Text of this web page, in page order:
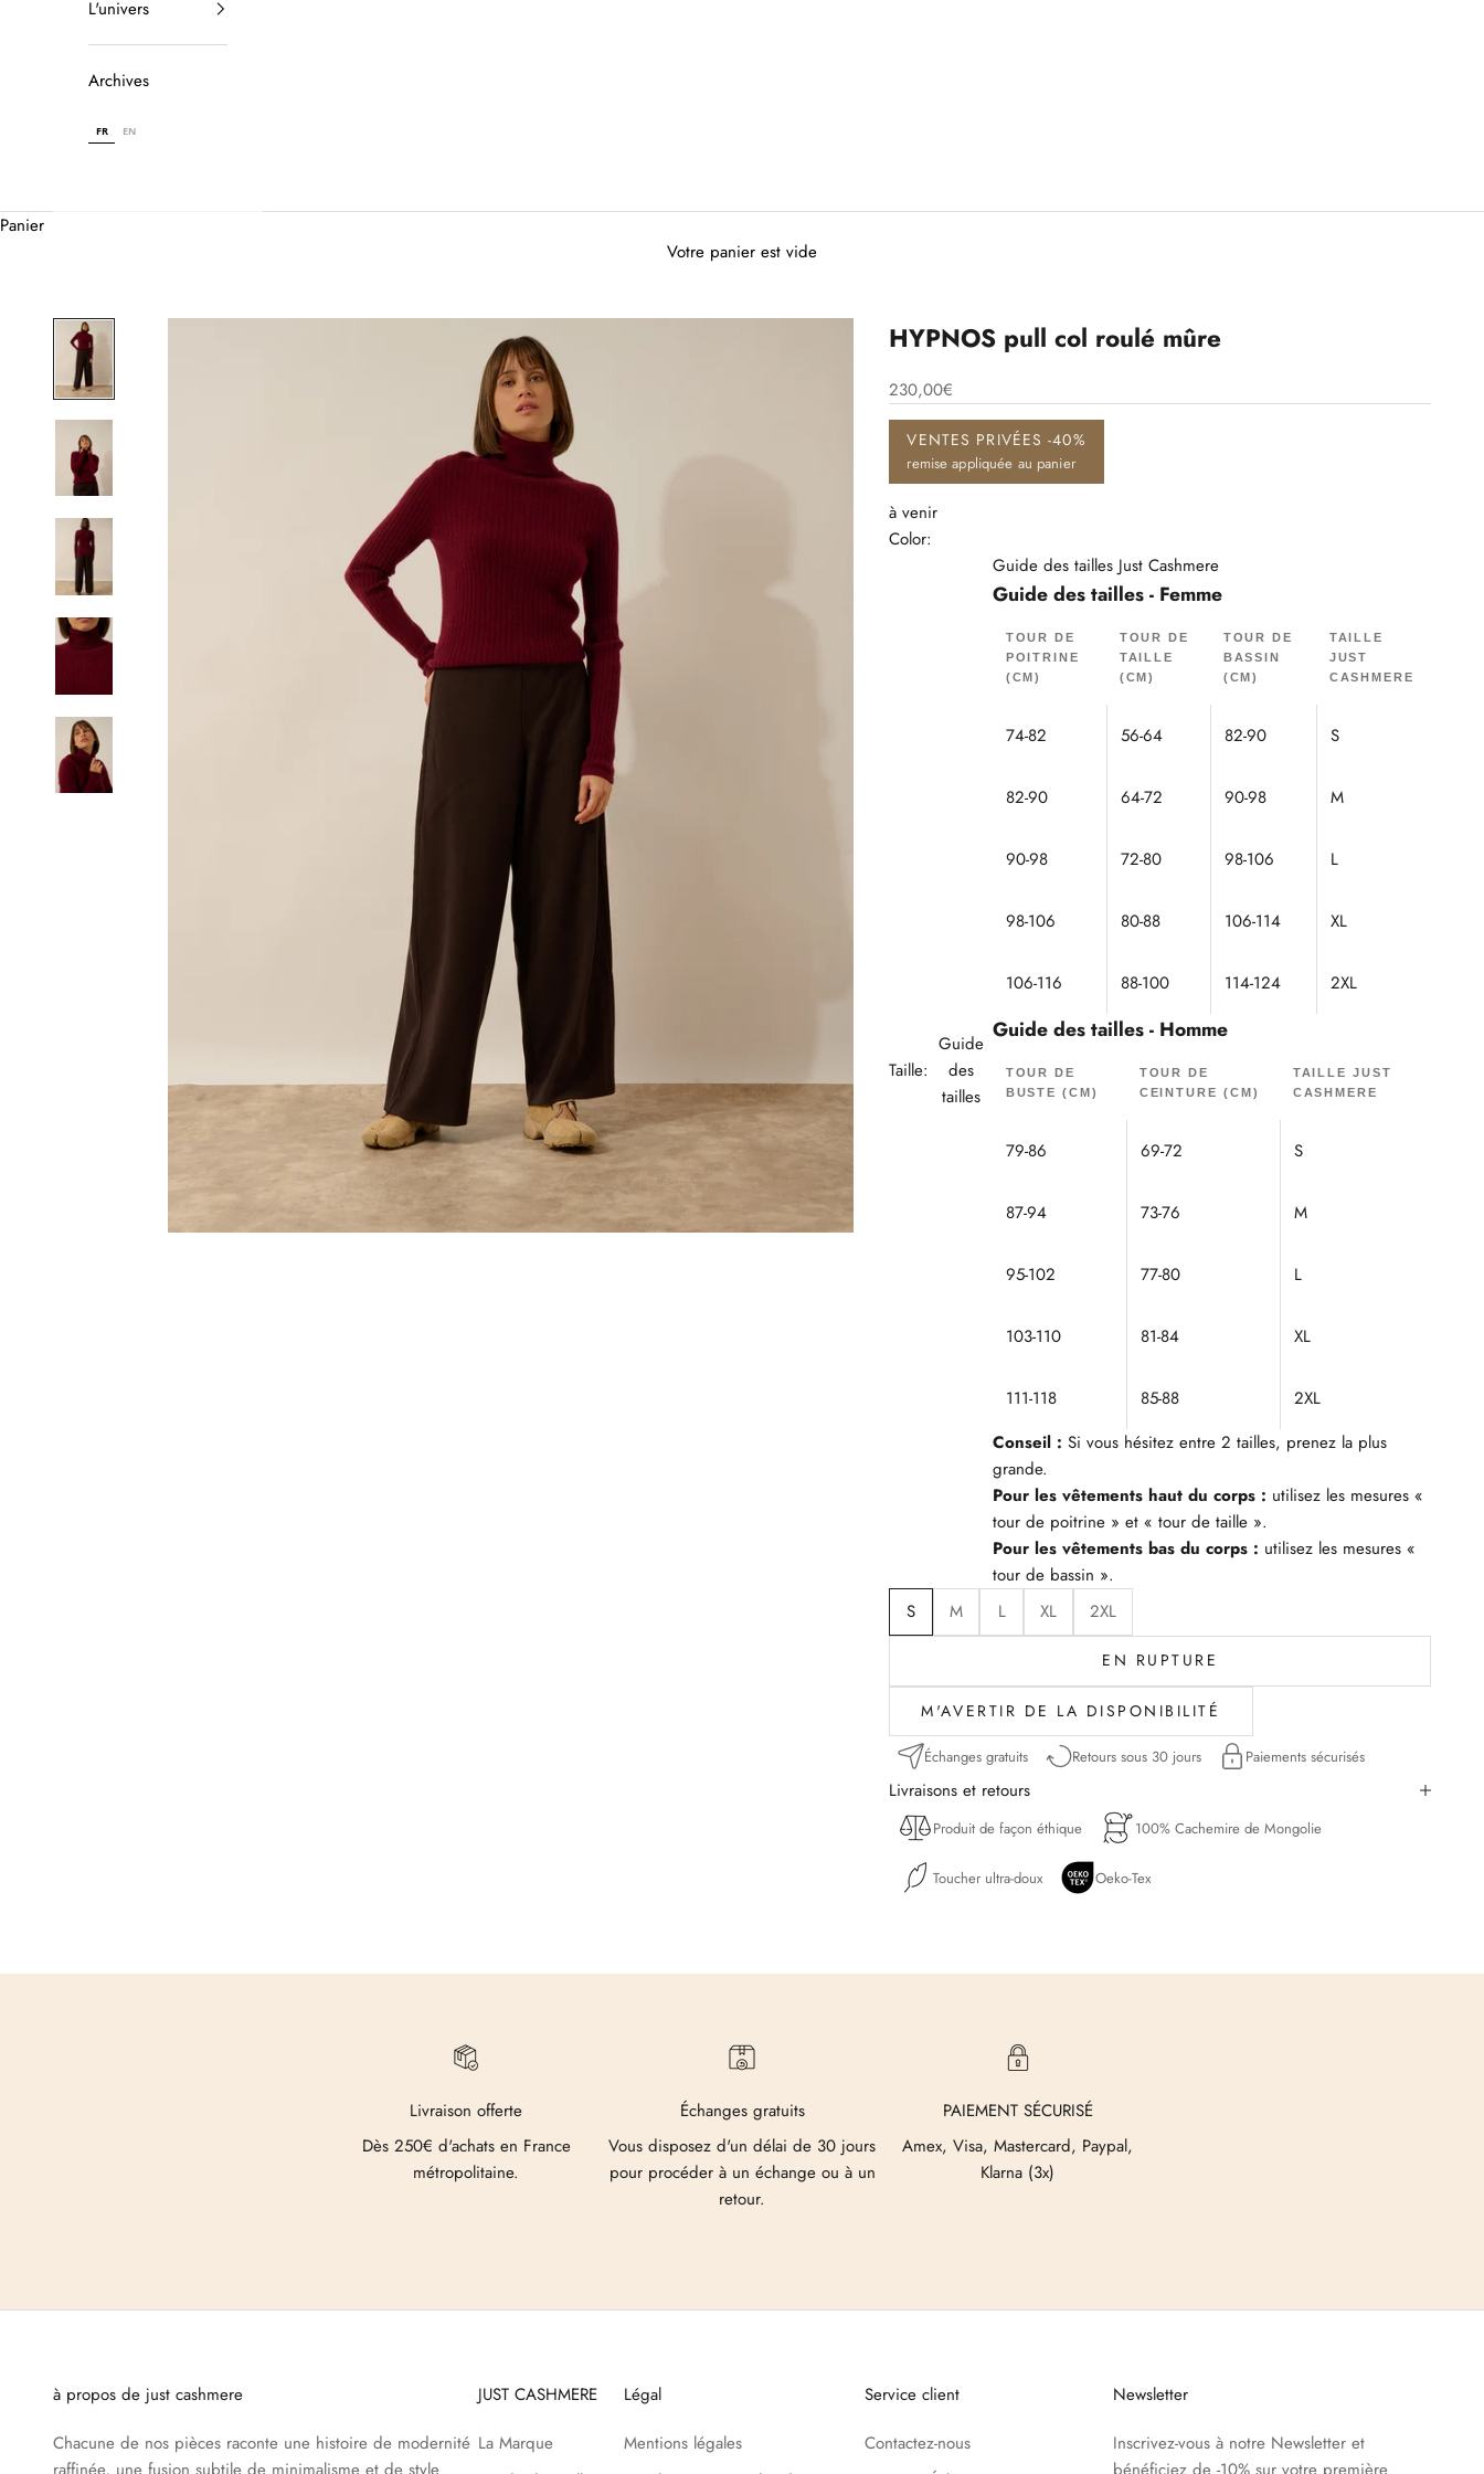
L'univers
Archives
FR EN
Panier
Votre panier est vide
HYPNOS pull col roulé mûre
230,00€
VENTES PRIVÉES -40%
remise appliquée au panier
à venir
Color:
Taille:
Guide
des
tailles
Guide des tailles Just Cashmere
Guide des tailles - Femme
TOUR DE
POITRINE
(CM)
TOUR DE
TAILLE
(CM)
TOUR DE
BASSIN
(CM)
TAILLE
JUST
CASHMERE
74-82 56-64 82-90 S
82-90 64-72 90-98 M
90-98 72-80 98-106 L
98-106 80-88 106-114 XL
106-116 88-100 114-124 2XL
Guide des tailles - Homme
TOUR DE
BUSTE (CM)
TOUR DE
CEINTURE (CM)
TAILLE JUST
CASHMERE
79-86 69-72 S
87-94 73-76 M
95-102 77-80 L
103-110 81-84 XL
111-118 85-88
2XL
Conseil : Si vous hésitez entre 2 tailles, prenez la plus
grande.
Pour les vêtements haut du corps : utilisez les mesures «
tour de poitrine » et « tour de taille ».
Pour les vêtements bas du corps : utilisez les mesures «
tour de bassin ».
S
M L XL 2XL
EN RUPTURE
M'AVERTIR DE LA DISPONIBILITÉ
Échanges gratuits Retours sous 30 jours Paiements sécurisés
Livraisons et retours
Produit de façon éthique 100% Cachemire de Mongolie
Toucher ultra-doux Oeko-Tex
Livraison offerte
Dès 250€ d'achats en France
métropolitaine.
Échanges gratuits
Vous disposez d'un délai de 30 jours
pour procéder à un échange ou à un
retour.
PAIEMENT SÉCURISÉ
Amex, Visa, Mastercard, Paypal,
Klarna (3x)
à propos de just cashmere
Chacune de nos pièces raconte une histoire de modernité
JUST CASHMERE
La Marque
Légal
Mentions légales
Service client
Contactez-nous
Newsletter
Inscrivez-vous à notre Newsletter et